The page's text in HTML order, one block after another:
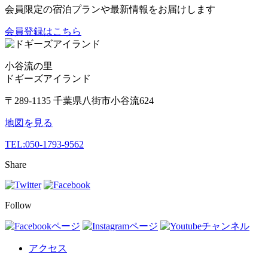
会員限定の宿泊プランや最新情報をお届けします
会員登録はこちら
小谷流の里
ドギーズアイランド
〒289-1135 千葉県八街市小谷流624
地図を見る
TEL:050-1793-9562
Share
Follow
アクセス